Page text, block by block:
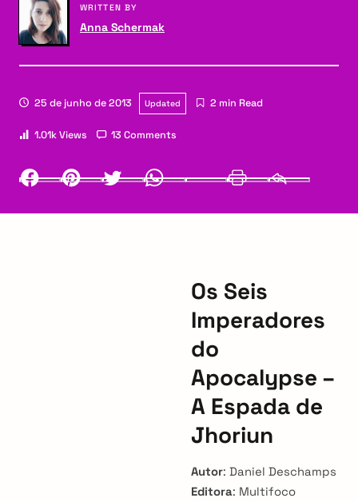
WRITTEN BY
Anna Schermak
25 de junho de 2013 Updated 2 min Read
1.01k Views 13 Comments
Facebook PinterestTwitter
Os Seis
Imperadores
do
Apocalypse –
A Espada de
Jhoriun
Autor: Daniel Deschamps
Editora: Multifoco